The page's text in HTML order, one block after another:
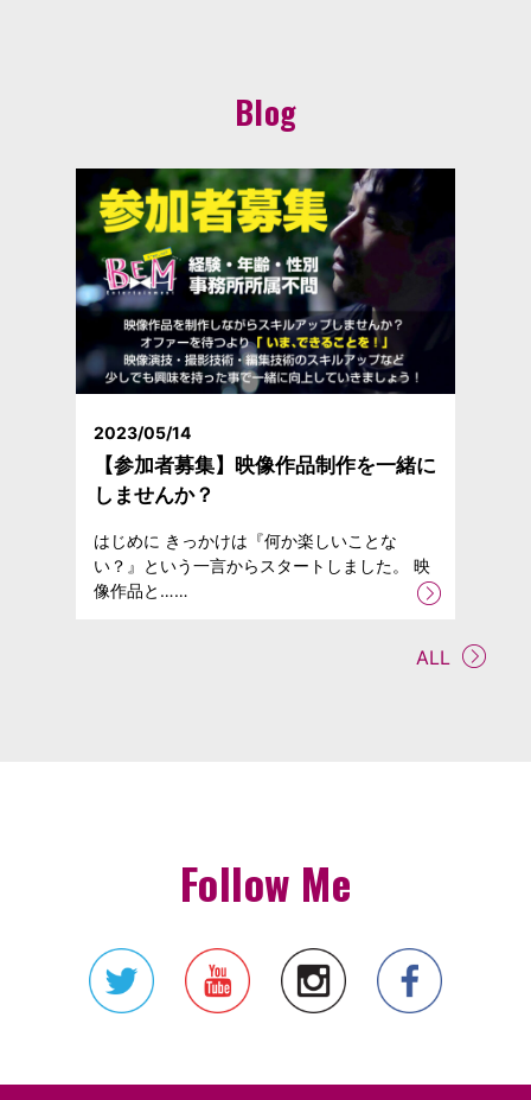
Blog
2023/05/14
【参加者募集】映像作品制作を一緒に
しませんか？
はじめに きっかけは『何か楽しいことな
い？』という一言からスタートしました。 映
像作品と……
ALL
Follow Me